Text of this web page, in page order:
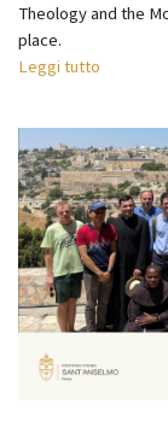
Theology and the
place.
Leggi tutto